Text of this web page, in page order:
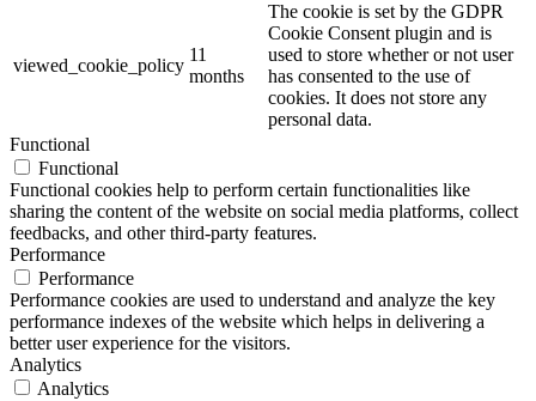
viewed_cookie_policy
11
months
The cookie is set by the GDPR
Cookie Consent plugin and is
used to store whether or not user
has consented to the use of
cookies. It does not store any
personal data.
Functional
Functional
Functional cookies help to perform certain functionalities like
sharing the content of the website on social media platforms, collect
feedbacks, and other third-party features.
Performance
Performance
Performance cookies are used to understand and analyze the key
performance indexes of the website which helps in delivering a
better user experience for the visitors.
Analytics
Analytics